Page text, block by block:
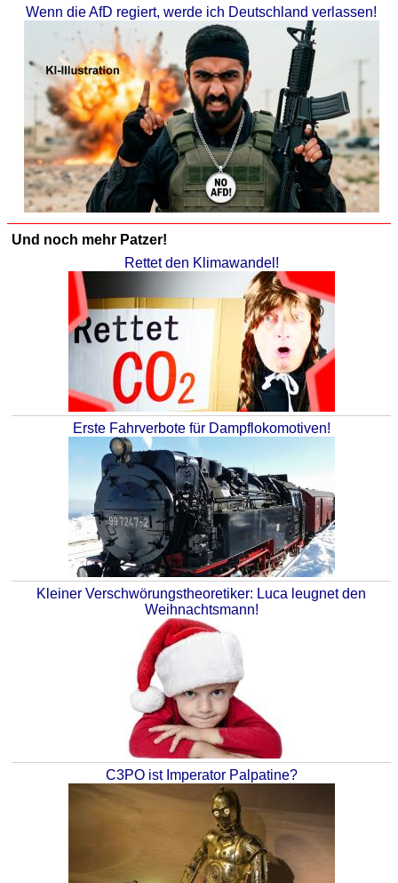
Wenn die AfD regiert, werde ich Deutschland verlassen!
Und noch mehr Patzer!
Rettet den Klimawandel!
Erste Fahrverbote für Dampflokomotiven!
Kleiner Verschwörungstheoretiker: Luca leugnet den
Weihnachtsmann!
C3PO ist Imperator Palpatine?